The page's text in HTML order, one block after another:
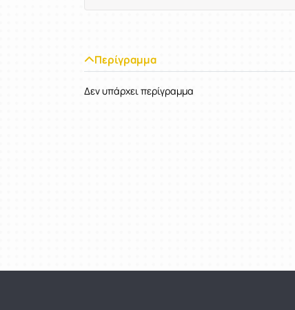
Περίγραμμα
Δεν υπάρχει περίγραμμα